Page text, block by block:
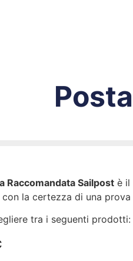
Raccomandata Sailpost è il
la certezza di una
tra i seguenti prodotti: